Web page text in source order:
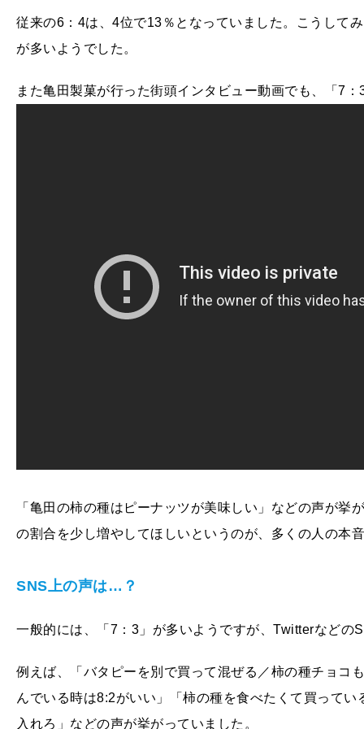
従来の6：4は、4位で13％となっていました。こうして
が多いようでした。
また亀田製菓が行った街頭インタビュー動画でも、「7
「亀田の柿の種はピーナッツが美味しい」などの声が
の割合を少し増やしてほしいというのが、多くの人の本
SNS上の声は…？
一般的には、「7：3」が多いようですが、Twitterなどの
例えば、「バタピーを別で買って混ぜる／柿の種チョコ
んでいる時は8:2がいい」「柿の種を食べたくて買って
入れろ」などの声が挙がっていました。